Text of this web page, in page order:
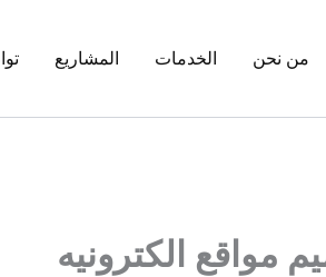
من نحن الخدمات المشاريع
مواقع الكترونيه